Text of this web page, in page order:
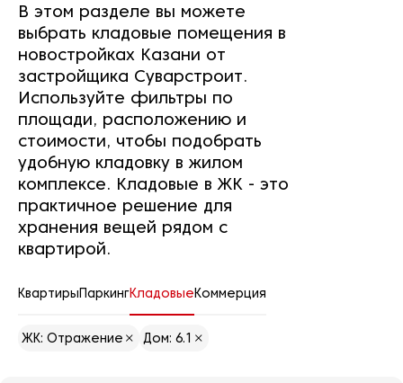
В этом разделе вы можете
выбрать кладовые помещения в
новостройках Казани от
застройщика Суварстроит.
Используйте фильтры по
площади, расположению и
стоимости, чтобы подобрать
удобную кладовку в жилом
комплексе. Кладовые в ЖК - это
практичное решение для
хранения вещей рядом с
квартирой.
КвартирыПаркингКладовыеКоммерция
ЖК: Отражение Дом: 6.1